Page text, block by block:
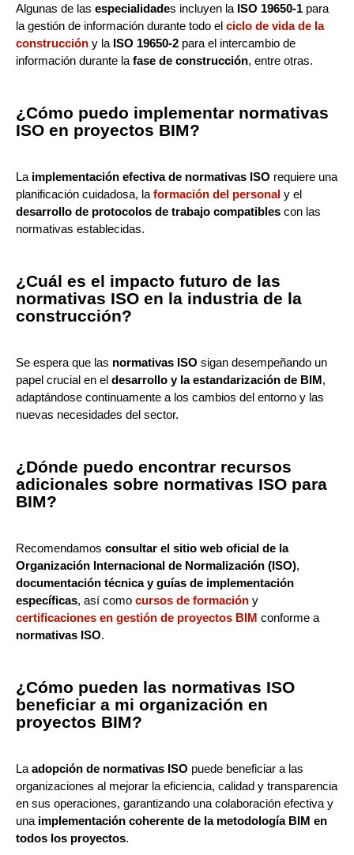
Algunas de las especialidades incluyen la ISO 19650-1 para
la gestión de información durante todo el ciclo de vida de la
construcción y la ISO 19650-2 para el intercambio de
información durante la fase de construcción, entre otras.
¿Cómo puedo implementar normativas
ISO en proyectos BIM?
La implementación efectiva de normativas ISO requiere una
planificación cuidadosa, la formación del personal y el
desarrollo de protocolos de trabajo compatibles con las
normativas establecidas.
¿Cuál es el impacto futuro de las
normativas ISO en la industria de la
construcción?
Se espera que las normativas ISO sigan desempeñando un
papel crucial en el desarrollo y la estandarización de BIM,
adaptándose continuamente a los cambios del entorno y las
nuevas necesidades del sector.
¿Dónde puedo encontrar recursos
adicionales sobre normativas ISO para
BIM?
Recomendamos consultar el sitio web oficial de la
Organización Internacional de Normalización (ISO),
documentación técnica y guías de implementación
específicas, así como cursos de formación y
certificaciones en gestión de proyectos BIM conforme a
normativas ISO.
¿Cómo pueden las normativas ISO
beneficiar a mi organización en
proyectos BIM?
La adopción de normativas ISO puede beneficiar a las
organizaciones al mejorar la eficiencia, calidad y transparencia
en sus operaciones, garantizando una colaboración efectiva y
una implementación coherente de la metodología BIM en
todos los proyectos.